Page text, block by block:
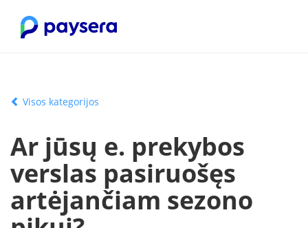
Visos kategorijos
Ar jūsų e. prekybos
verslas pasiruošęs
artėjančiam sezono